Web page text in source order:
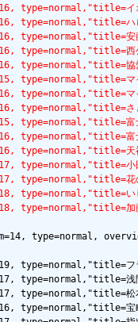
イオ
ハ
安
西
協愛
マ
マイ
さと
富
富
天
小田
花
い
加
type=normal,
フ
浅
松本
type=normal,"title=宝